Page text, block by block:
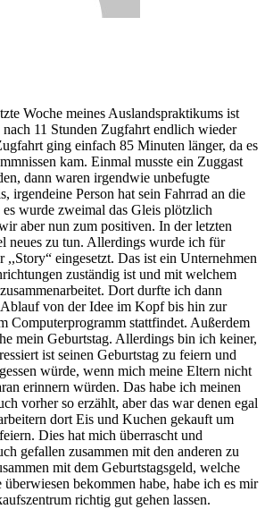
Woche meines Auslandspraktikums ist
11 Stunden Zugfahrt endlich wieder
ging einfach 85 Minuten länger, da es
kam. Einmal musste ein Zuggast
dann waren irgendwie unbefugte
irgendeine Person hat sein Fahrrad an die
wurde zweimal das Gleis plötzlich
aber nun zum positiven. In der letzten
neues zu tun. Allerdings wurde ich für
,,Story“ eingesetzt. Das ist ein Unternehmen
zuständig ist und mit welchem
Dort durfte ich dann
Ablauf von der Idee im Kopf bis hin zur
Computerprogramm stattfindet. Außerdem
mein Geburtstag. Allerdings bin ich keiner,
ist seinen Geburtstag zu feiern und
würde, wenn mich meine Eltern nicht
erinnern würden. Das habe ich meinen
vorher so erzählt, aber das war denen egal
dort Eis und Kuchen gekauft um
Dies hat mich überrascht und
gefallen zusammen mit den anderen zu
mit dem Geburtstagsgeld, welche
bekommen habe, habe ich es mir
richtig gut gehen lassen.